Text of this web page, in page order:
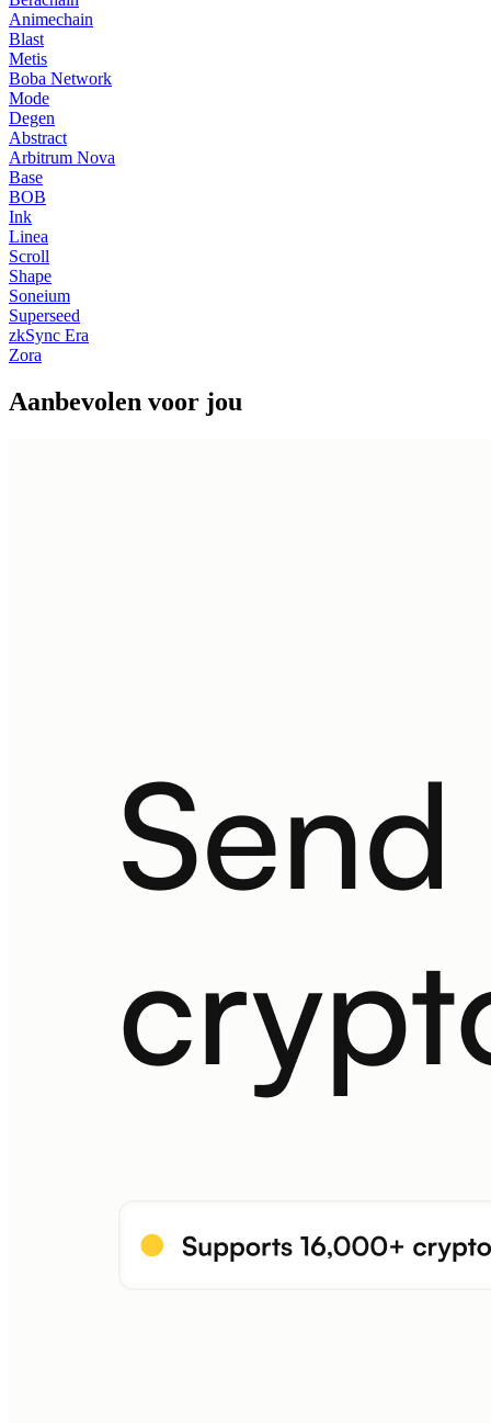
Animechain
Blast
Metis
Boba Network
Mode
Degen
Abstract
Arbitrum Nova
Base
BOB
Ink
Linea
Scroll
Shape
Soneium
Superseed
zkSync Era
Zora
Aanbevolen voor jou